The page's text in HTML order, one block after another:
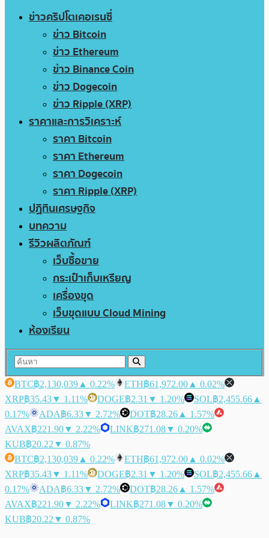
ข่าวคริปโตเคอเรนซี่
ข่าว Bitcoin
ข่าว Ethereum
ข่าว Binance Coin
ข่าว Dogecoin
ข่าว Ripple (XRP)
ราคาและการวิเคราะห์
ราคา Bitcoin
ราคา Ethereum
ราคา Dogecoin
ราคา Ripple (XRP)
ปฏิทินเศรษฐกิจ
บทความ
รีวิวผลิตภัณฑ์
เว็บซื้อขาย
กระเป๋าเก็บเหรียญ
เครื่องขุด
เว็บขุดแบบ Cloud Mining
ห้องเรียน
BTC฿2,130,039 ▲ 0.22% ETH฿61,972.00 ▲ 0.02%
XRP฿35.43▼ 1.11% DOGE฿2.31 ▼ 1.20% SOL฿2,455.66 ▲
0.17%
ADA฿6.33▼ 2.72% DOT฿28.26 ▲ 1.57%
AVAX฿221.90▼ 2.22% LINK฿271.08▼ 0.20%
KUB฿20.22 ▼ 0.87%
BTC฿2,130,039 ▲ 0.22% ETH฿61,972.00 ▲ 0.02%
XRP฿35.43▼ 1.11% DOGE฿2.31 ▼ 1.20% SOL฿2,455.66 ▲
0.17%
ADA฿6.33▼ 2.72% DOT฿28.26 ▲ 1.57%
AVAX฿221.90▼ 2.22% LINK฿271.08▼ 0.20%
KUB฿20.22 ▼ 0.87%